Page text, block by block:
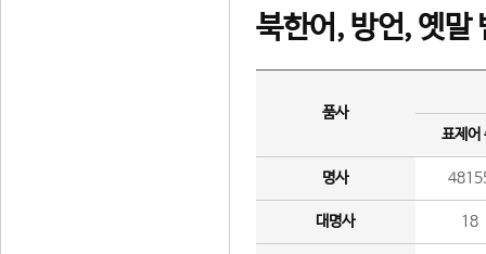
북한어, 방언, 옛말
품사
표제어
명사
대명사 18